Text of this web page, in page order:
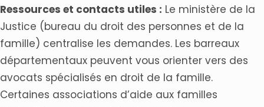
Ressources et contacts utiles : Le ministère de la
Justice (bureau du droit des personnes et de la
famille) centralise les demandes. Les barreaux
départementaux peuvent vous orienter vers des
avocats spécialisés en droit de la famille.
Certaines associations d’aide aux familles